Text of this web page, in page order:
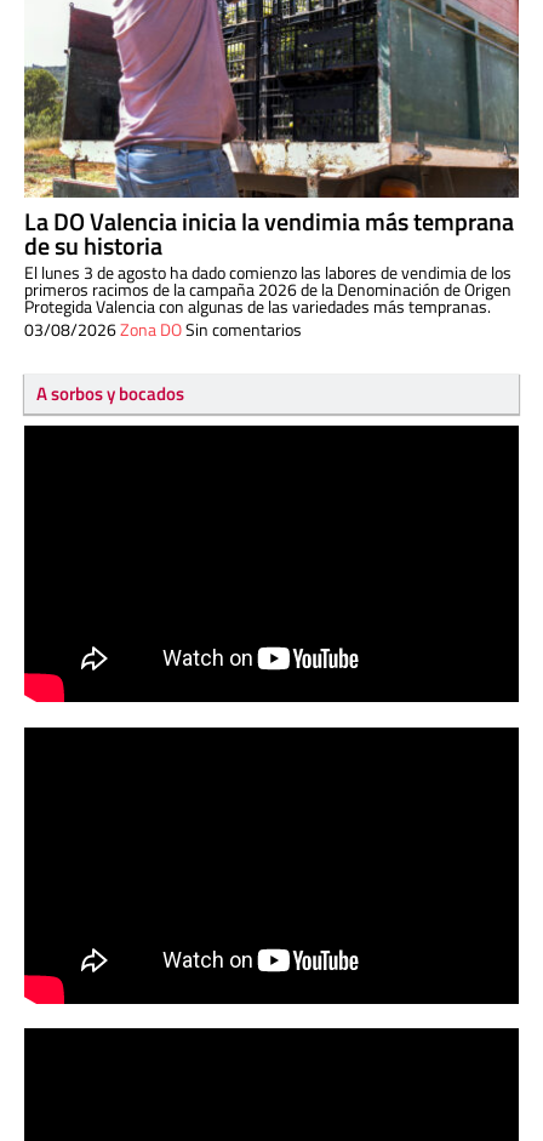
La DO Valencia inicia la vendimia más temprana
de su historia
El lunes 3 de agosto ha dado comienzo las labores de vendimia de los
primeros racimos de la campaña 2026 de la Denominación de Origen
Protegida Valencia con algunas de las variedades más tempranas.
03/08/2026Zona DOSin comentarios
A sorbos y bocados